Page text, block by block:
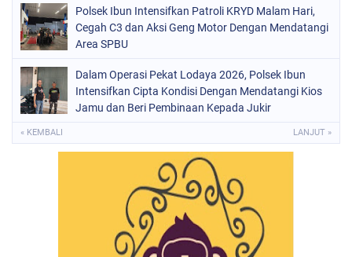
Polsek Ibun Intensifkan Patroli KRYD Malam Hari,
Cegah C3 dan Aksi Geng Motor Dengan Mendatangi
Area SPBU
Dalam Operasi Pekat Lodaya 2026, Polsek Ibun
Intensifkan Cipta Kondisi Dengan Mendatangi Kios
Jamu dan Beri Pembinaan Kepada Jukir
« KEMBALI LANJUT »